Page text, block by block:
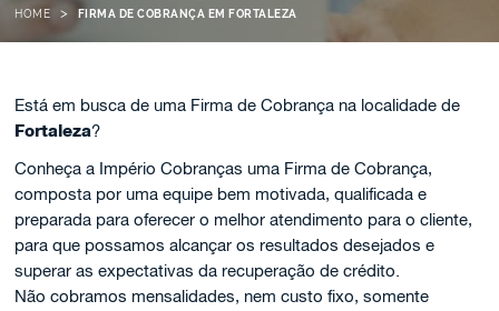
HOME > FIRMA DE COBRANÇA EM FORTALEZA
Está em busca de uma Firma de Cobrança na localidade de
Fortaleza?
Conheça a Império Cobranças uma Firma de Cobrança,
composta por uma equipe bem motivada, qualificada e
preparada para oferecer o melhor atendimento para o cliente,
para que possamos alcançar os resultados desejados e
superar as expectativas da recuperação de crédito.
Não cobramos mensalidades, nem custo fixo, somente